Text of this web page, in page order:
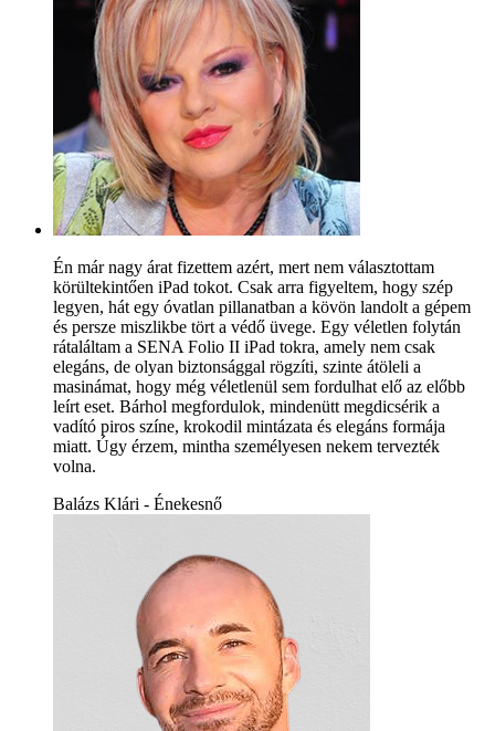
Én már nagy árat fizettem azért, mert nem választottam
körültekintően iPad tokot. Csak arra figyeltem, hogy szép
legyen, hát egy óvatlan pillanatban a kövön landolt a gépem
és persze miszlikbe tört a védő üvege. Egy véletlen folytán
rátaláltam a SENA Folio II iPad tokra, amely nem csak
elegáns, de olyan biztonsággal rögzíti, szinte átöleli a
masinámat, hogy még véletlenül sem fordulhat elő az előbb
leírt eset. Bárhol megfordulok, mindenütt megdicsérik a
vadító piros színe, krokodil mintázata és elegáns formája
miatt. Úgy érzem, mintha személyesen nekem tervezték
volna.
Balázs Klári - Énekesnő